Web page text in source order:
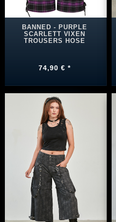
BANNED - PURPLE
SCARLETT VIXEN
TROUSERS HOSE
74,90 € *